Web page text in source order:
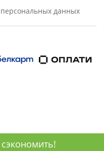
персональных данных